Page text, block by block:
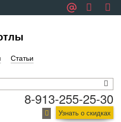
Статьи
8-913-255-25-30
Узнать о скидках